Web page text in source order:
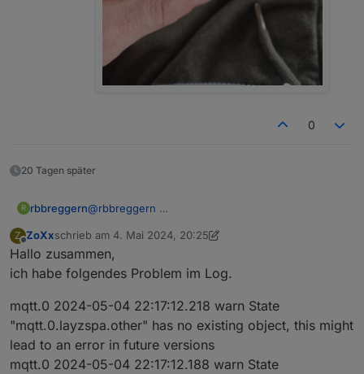
setStateAsync('mqtt.'+
            log('change Unit')
        break;
        case 'TGT':
setStateAsync('mqtt.'+
log('change target temp. to '+
            value = value ? 1: 0 ;
        break;
            value = value ? 1: 0 ;
            log('set Heater to '+ value);
        break;
        case 'FLT':
            value = value ? 1: 0 ;
setStateAsync('mqtt.'+
            log('set pump to '+ value);
        break;
0
20 Tagen später
R rbbreggern@rbbreggern
Z
Offline
ZoXxschrieb am 4. Mai 2024, 20:25
zuletzt editiert von ZoXx 5. Mai 2024, 09:58
Hallo zusammen,
ich habe folgendes Problem im Log.
mqtt.0 2024-05-04 22:17:12.218 warn State
"mqtt.0.layzspa.other" has no existing object, this might
lead to an error in future versions
mqtt.0 2024-05-04 22:17:12.188 warn State